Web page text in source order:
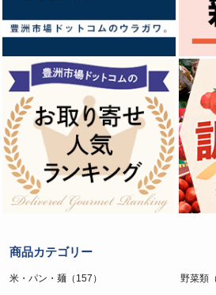
商品カテゴリー
米・パン・麺（157） 野菜類